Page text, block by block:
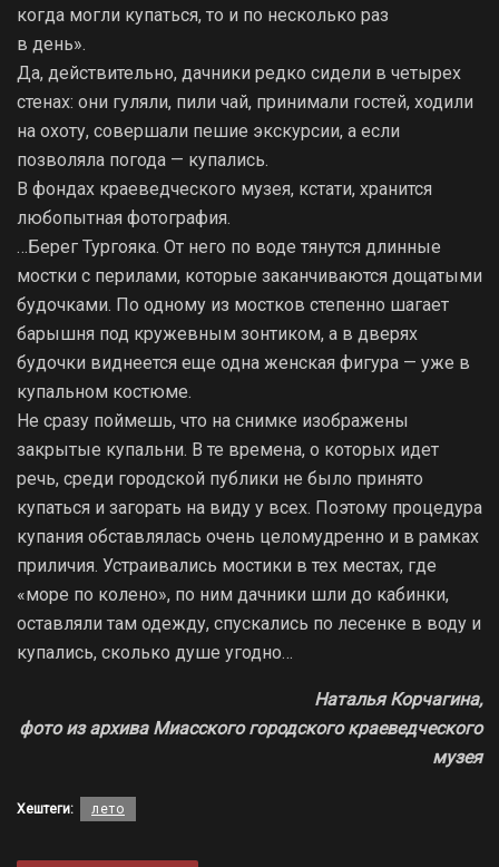
когда могли купаться, то и по несколько раз
в день».
Да, действительно, дачники редко сидели в четырех
стенах: они гуляли, пили чай, принимали гостей, ходили
на охоту, совершали пешие экскурсии, а если
позволяла погода — купались.
В фондах краеведческого музея, кстати, хранится
любопытная фотография.
…Берег Тургояка. От него по воде тянутся длинные
мостки с перилами, которые заканчиваются дощатыми
будочками. По одному из мостков степенно шагает
барышня под кружевным зонтиком, а в дверях
будочки виднеется еще одна женская фигура — уже в
купальном костюме.
Не сразу поймешь, что на снимке изображены
закрытые купальни. В те времена, о которых идет
речь, среди городской публики не было принято
купаться и загорать на виду у всех. Поэтому процедура
купания обставлялась очень целомудренно и в рамках
приличия. Устраивались мостики в тех местах, где
«море по колено», по ним дачники шли до кабинки,
оставляли там одежду, спускались по лесенке в воду и
купались, сколько душе угодно…
Наталья Корчагина,
фото из архива Миасского городского краеведческого
музея
Хештеги: лето